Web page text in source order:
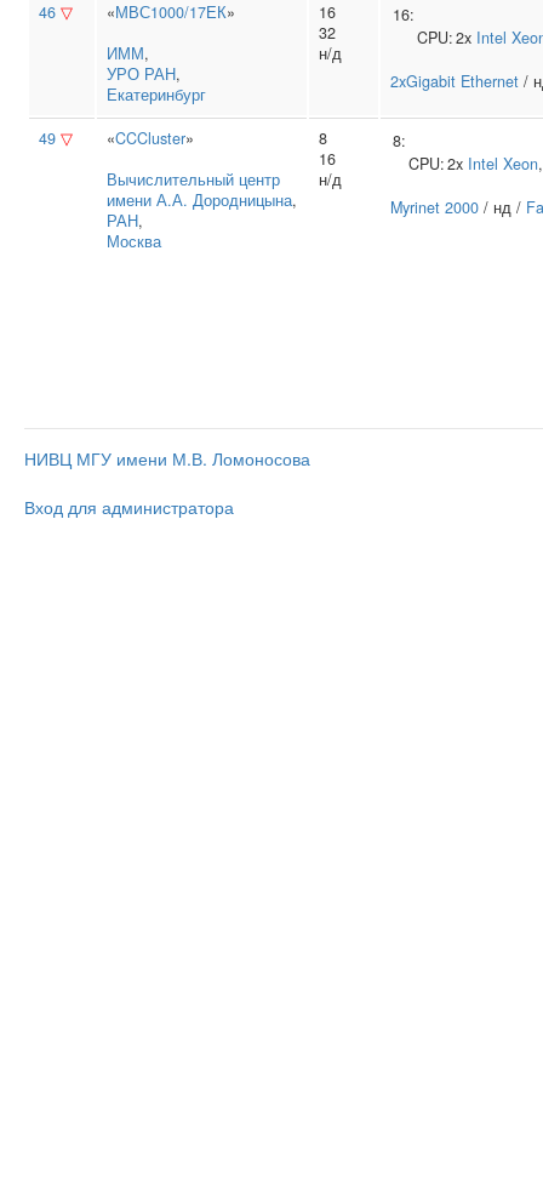
46 ▽ «МВС1000/17ЕК»
ИММ,
УРО РАН,
Екатеринбург
16
32
н/д
16:
CPU:2x Intel
2xGigabit Ethernet /
49 ▽ «CCCluster»
Вычислительный центр
имени А.А. Дородницына,
РАН,
Москва
8
16
н/д
8:
CPU:2x Intel Xeon
Myrinet 2000 / нд /
НИВЦ МГУ имени М.В. Ломоносова
Вход для администратора